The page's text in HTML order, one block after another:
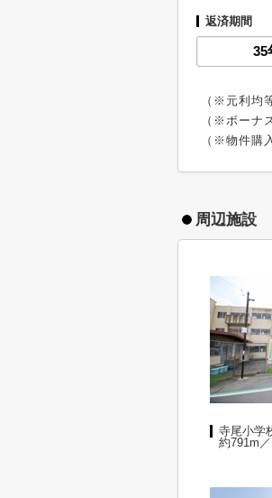
返済期間
（※元利均
（※ボーナ
（※物件購
周辺施設
寺尾小学
約791m